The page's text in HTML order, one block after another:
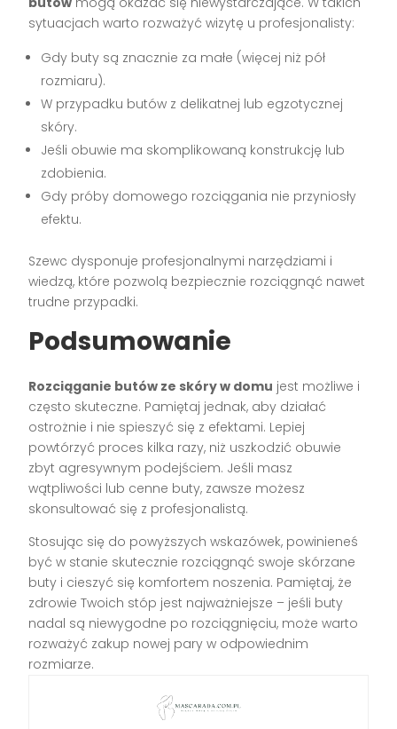
sytuacjach warto rozważyć wizytę u profesjonalisty:
Gdy buty są znacznie za małe (więcej niż pół
rozmiaru).
W przypadku butów z delikatnej lub egzotycznej
skóry.
Jeśli obuwie ma skomplikowaną konstrukcję lub
zdobienia.
Gdy próby domowego rozciągania nie przyniosły
efektu.
Szewc dysponuje profesjonalnymi narzędziami i
wiedzą, które pozwolą bezpiecznie rozciągnąć nawet
trudne przypadki.
Podsumowanie
Rozciąganie butów ze skóry w domu jest możliwe i
często skuteczne. Pamiętaj jednak, aby działać
ostrożnie i nie spieszyć się z efektami. Lepiej
powtórzyć proces kilka razy, niż uszkodzić obuwie
zbyt agresywnym podejściem. Jeśli masz
wątpliwości lub cenne buty, zawsze możesz
skonsultować się z profesjonalistą.
Stosując się do powyższych wskazówek, powinieneś
być w stanie skutecznie rozciągnąć swoje skórzane
buty i cieszyć się komfortem noszenia. Pamiętaj, że
zdrowie Twoich stóp jest najważniejsze – jeśli buty
nadal są niewygodne po rozciągnięciu, może warto
rozważyć zakup nowej pary w odpowiednim
rozmiarze.